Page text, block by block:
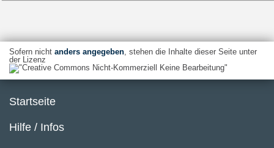
Sofern nicht anders angegeben, stehen die Inhalte dieser Seite unter
der Lizenz
Startseite
Hilfe / Infos